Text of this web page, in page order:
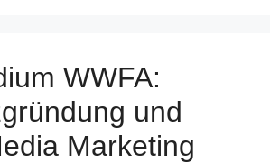
WWFA:
und
Marketing